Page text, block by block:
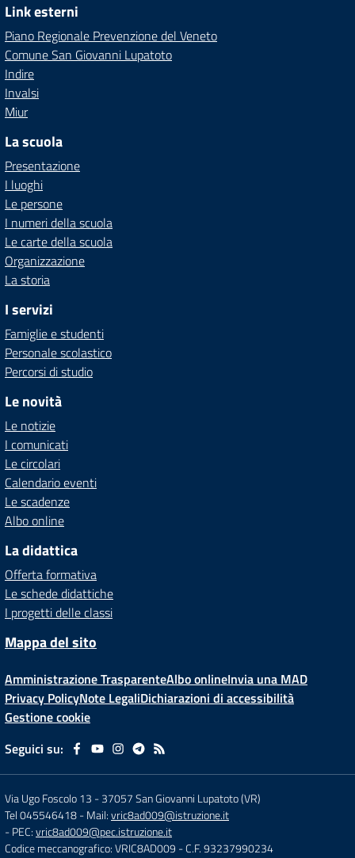
Link esterni
Piano Regionale Prevenzione del Veneto
Comune San Giovanni Lupatoto
Indire
Invalsi
Miur
La scuola
Presentazione
I luoghi
Le persone
I numeri della scuola
Le carte della scuola
Organizzazione
La storia
I servizi
Famiglie e studenti
Personale scolastico
Percorsi di studio
Le novità
Le notizie
I comunicati
Le circolari
Calendario eventi
Le scadenze
Albo online
La didattica
Offerta formativa
Le schede didattiche
I progetti delle classi
Mappa del sito
Amministrazione TrasparenteAlbo onlineInvia una MAD
Privacy PolicyNote LegaliDichiarazioni di accessibilità
Gestione cookie
Seguici su:
Via Ugo Foscolo 13 -37057 San Giovanni Lupatoto (VR)
Tel 045546418- Mail:vric8ad009@istruzione.it
- PEC:vric8ad009@pec.istruzione.it
Codice meccanografico: VRIC8AD009 - C.F. 93237990234